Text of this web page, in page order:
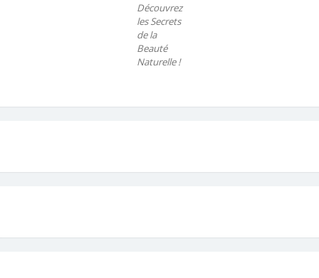
Découvrez
les Secrets
de la
Beauté
Naturelle !